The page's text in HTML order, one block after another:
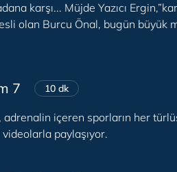
karşı... Müjde Yazıcı
olan Burcu Önal, bugün büyük
7 10 dk
adrenalin içeren sporların her
paylaşıyor.